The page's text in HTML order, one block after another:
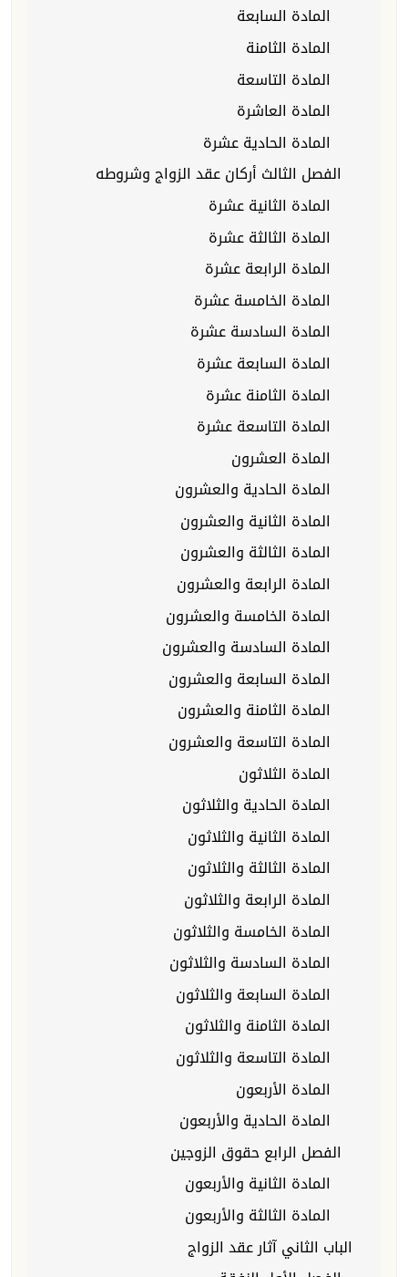
المادة السابعة
المادة الثامنة
المادة التاسعة
المادة العاشرة
المادة الحادية عشرة
الفصل الثالث أركان عقد الزواج وشروطه
المادة الثانية عشرة
المادة الثالثة عشرة
المادة الرابعة عشرة
المادة الخامسة عشرة
المادة السادسة عشرة
المادة السابعة عشرة
المادة الثامنة عشرة
المادة التاسعة عشرة
المادة العشرون
المادة الحادية والعشرون
المادة الثانية والعشرون
المادة الثالثة والعشرون
المادة الرابعة والعشرون
المادة الخامسة والعشرون
المادة السادسة والعشرون
المادة السابعة والعشرون
المادة الثامنة والعشرون
المادة التاسعة والعشرون
المادة الثلاثون
المادة الحادية والثلاثون
المادة الثانية والثلاثون
المادة الثالثة والثلاثون
المادة الرابعة والثلاثون
المادة الخامسة والثلاثون
المادة السادسة والثلاثون
المادة السابعة والثلاثون
المادة الثامنة والثلاثون
المادة التاسعة والثلاثون
المادة الأربعون
المادة الحادية والأربعون
الفصل الرابع حقوق الزوجين
المادة الثانية والأربعون
المادة الثالثة والأربعون
الباب الثاني آثار عقد الزواج